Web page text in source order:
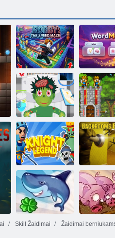
Robby: Greičio
labirintas
Monstras
ligoninė
Mini
pilies
Riterio legenda
Skill Žaidimai Žaidimai